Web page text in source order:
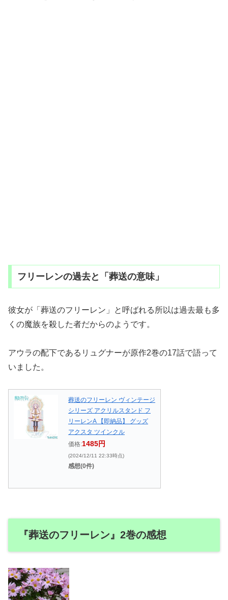
フリーレンの過去と「葬送の意味」
彼女が「葬送のフリーレン」と呼ばれる所以は過去最も多
くの魔族を殺した者だからのようです。
アウラの配下であるリュグナーが原作2巻の17話で語って
いました。
葬送のフリーレン ヴィンテージ
シリーズ アクリルスタンド フ
リーレンA 【即納品】 グッズ
アクスタ ツインクル
価格:1485円
(2024/12/11 22:33時点)
感想(0件)
『葬送のフリーレン』2巻の感想